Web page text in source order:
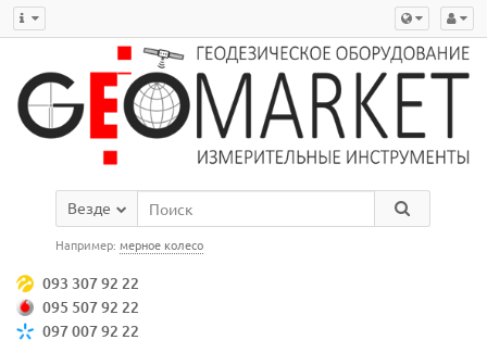
Везде
Например:мерное колесо
093 307 92 22
095 507 92 22
097 007 92 22